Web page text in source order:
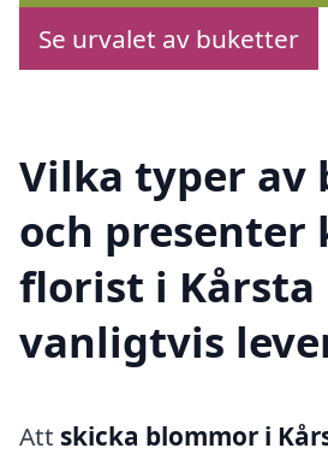
Se urvalet av buketter
Vilka typer av
och presenter
florist i Kårsta
vanligtvis
Att skicka blommor i